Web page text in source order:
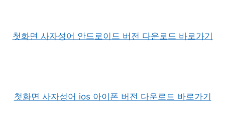
첫화면 사자성어 안드로이드 버전 다운로드 바로가기
첫화면 사자성어 ios 아이폰 버전 다운로드 바로가기